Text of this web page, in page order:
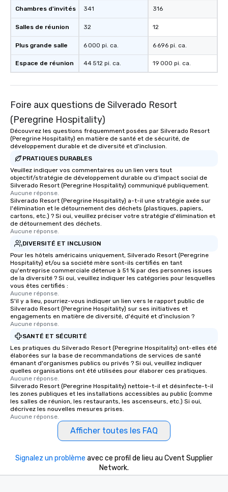
Chambres d'invités
Salles de réunion
Plus grande salle
Espace de réunion
341
32
6 000 pi. ca.
44 512 pi. ca.
316
12
6 696 pi. ca.
19 000 pi. ca.
Foire aux questions de Silverado Resort
(Peregrine Hospitality)
Découvrez les questions fréquemment posées par Silverado Resort
(Peregrine Hospitality) en matière de santé et de sécurité, de
développement durable et de diversité et d'inclusion.
PRATIQUES DURABLES
Veuillez indiquer vos commentaires ou un lien vers tout
objectif/stratégie de développement durable ou d'impact social de
Silverado Resort (Peregrine Hospitality) communiqué publiquement.
Aucune réponse.
Silverado Resort (Peregrine Hospitality) a-t-il une stratégie axée sur
l'élimination et le détournement des déchets (plastiques, papiers,
cartons, etc.) ? Si oui, veuillez préciser votre stratégie d'élimination et
de détournement des déchets.
Aucune réponse.
DIVERSITÉ ET INCLUSION
Pour les hôtels américains uniquement, Silverado Resort (Peregrine
Hospitality) et/ou sa société mère sont-ils certifiés en tant
qu'entreprise commerciale détenue à 51 % par des personnes issues
de la diversité ? Si oui, veuillez indiquer les catégories pour lesquelles
vous êtes certifiés :
Aucune réponse.
S'il y a lieu, pourriez-vous indiquer un lien vers le rapport public de
Silverado Resort (Peregrine Hospitality) sur ses initiatives et
engagements en matière de diversité, d'équité et d'inclusion ?
Aucune réponse.
SANTÉ ET SÉCURITÉ
Les pratiques du Silverado Resort (Peregrine Hospitality) ont-elles été
élaborées sur la base de recommandations de services de santé
émanant d'organismes publics ou privés ? Si oui, veuillez indiquer
quelles organisations ont été utilisées pour élaborer ces pratiques.
Aucune réponse.
Silverado Resort (Peregrine Hospitality) nettoie-t-il et désinfecte-t-il
les zones publiques et les installations accessibles au public (comme
les salles de réunion, les restaurants, les ascenseurs, etc.) Si oui,
décrivez les nouvelles mesures prises.
Aucune réponse.
Afficher toutes les FAQ
Signalez un problème avec ce profil de lieu au Cvent Supplier
Network.